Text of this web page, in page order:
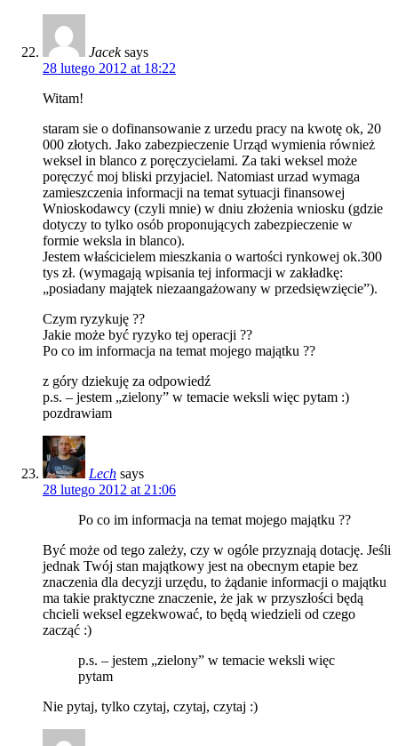
Jacek says
28 lutego 2012 at 18:22
Witam!
staram sie o dofinansowanie z urzedu pracy na kwotę ok, 20
000 złotych. Jako zabezpieczenie Urząd wymienia również
weksel in blanco z poręczycielami. Za taki weksel może
poręczyć moj bliski przyjaciel. Natomiast urzad wymaga
zamieszczenia informacji na temat sytuacji finansowej
Wnioskodawcy (czyli mnie) w dniu złożenia wniosku (gdzie
dotyczy to tylko osób proponujących zabezpieczenie w
formie weksla in blanco).
Jestem właścicielem mieszkania o wartości rynkowej ok.300
tys zł. (wymagają wpisania tej informacji w zakładkę:
„posiadany majątek niezaangażowany w przedsięwzięcie”).
Czym ryzykuję ??
Jakie może być ryzyko tej operacji ??
Po co im informacja na temat mojego majątku ??
z góry dziekuję za odpowiedź
p.s. – jestem „zielony” w temacie weksli więc pytam :)
pozdrawiam
Lech says
28 lutego 2012 at 21:06
Po co im informacja na temat mojego majątku ??
Być może od tego zależy, czy w ogóle przyznają dotację. Jeśli
jednak Twój stan majątkowy jest na obecnym etapie bez
znaczenia dla decyzji urzędu, to żądanie informacji o majątku
ma takie praktyczne znaczenie, że jak w przyszłości będą
chcieli weksel egzekwować, to będą wiedzieli od czego
zacząć :)
p.s. – jestem „zielony” w temacie weksli więc
pytam
Nie pytaj, tylko czytaj, czytaj, czytaj :)